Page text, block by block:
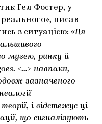
Гел Фостер, у
писав
з ситуацією: «Ця
музею, ринку й
<…> навпаки,
зазначеного
і відстежує ці
що сигналізують